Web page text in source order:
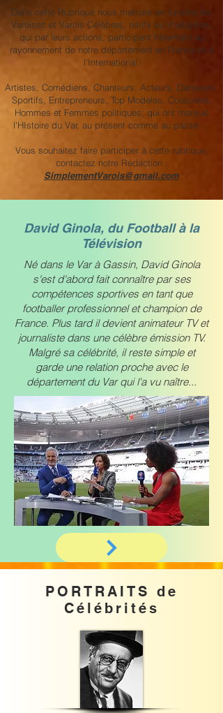
Dans cette Rubrique nous mettons en lumière les
Varoises et Varois Célèbres, natifs ou d'adoption,
qui par leurs actions, participent fièrement au
rayonnement de notre département en France et à
l'International.
Artistes, Comédiens, Chanteurs, Acteurs, Danseurs,
Sportifs, Entrepreneurs, Top Modèles, Couturiers,
Hommes et Femmes politiques, qui ont marqué
l'HIstoire du Var, au présent comme au passé ...
Vous souhaitez faire participer à cette rubrique,
contactez notre Rédaction :
SimplementVarois@gmail.com
David Ginola, du Football à la
Télévision
Né dans le Var à Gassin, David Ginola
s'est d'abord fait connaître par ses
compétences sportives en tant que
footballer professionnel et champion de
France. Plus tard il devient animateur TV et
journaliste dans une célèbre émission TV.
Malgré sa célébrité, il reste simple et
garde une relation proche avec le
département du Var qui l'a vu naître...
PORTRAITS de
Célébrités